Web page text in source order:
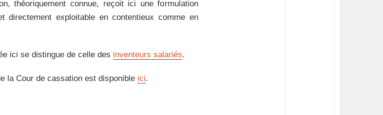
théoriquement connue, reçoit ici une formulation
directement exploitable en contentieux comme en
ici se distingue de celle des inventeurs salariés.
la Cour de cassation est disponible ici.